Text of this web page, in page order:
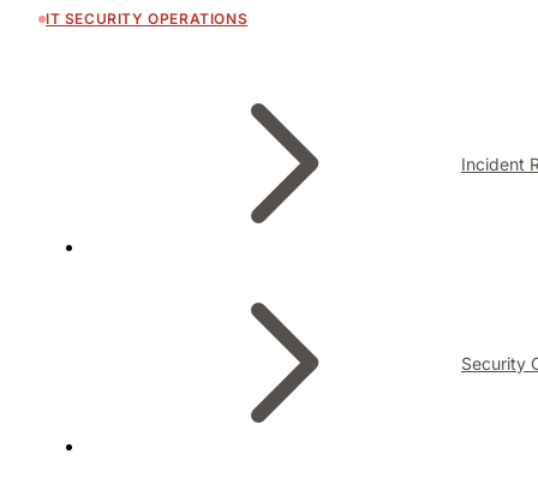
IT SECURITY OPERATIONS
Incident
Security